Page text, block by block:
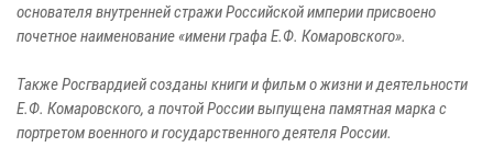
основателя внутренней стражи Российской империи присвоено
почетное наименование «имени графа Е.Ф. Комаровского».
Также Росгвардией созданы книги и фильм о жизни и деятельности
Е.Ф. Комаровского, а почтой России выпущена памятная марка с
портретом военного и государственного деятеля России.